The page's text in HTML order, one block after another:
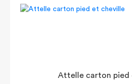
Attelle carton pied